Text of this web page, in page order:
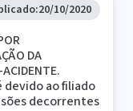
a ocorrência de
proferida em
20/10/2020
DA
devido ao filiado
decorrentes